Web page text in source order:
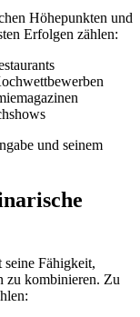
Höhepunkten und
Erfolgen zählen:
und seinem
seine Fähigkeit,
zu kombinieren. Zu